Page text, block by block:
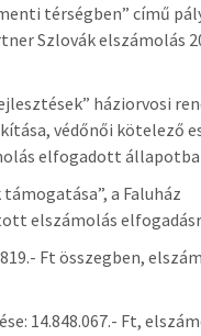
térségben” című
Szlovák elszámolás
háziorvosi
védőnői kötelező
elfogadott
a Faluház
elszámolás
Ft összegben,
14.848.067.- Ft,